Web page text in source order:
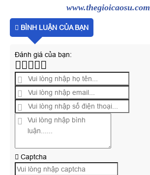
www.thegioicaosu.com
BÌNH LUẬN CỦA BẠN
Đánh giá của bạn:
Captcha